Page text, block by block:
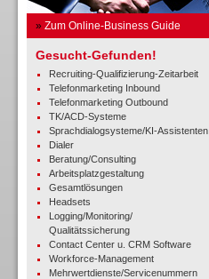
» Zum Online-Business Guide
Gesucht-Gefunden!
Recruiting-Qualifizierung-Zeitarbeit
Telefonmarketing Inbound
Telefonmarketing Outbound
TK/ACD-Systeme
Sprachdialogsysteme/KI-Assistenten
Dialer
Beratung/Consulting
Arbeitsplatzgestaltung
Gesamtlösungen
Headsets
Logging/Monitoring/
Qualitätssicherung
Contact Center u. CRM Software
Workforce-Management
Mehrwertdienste/Servicenummern